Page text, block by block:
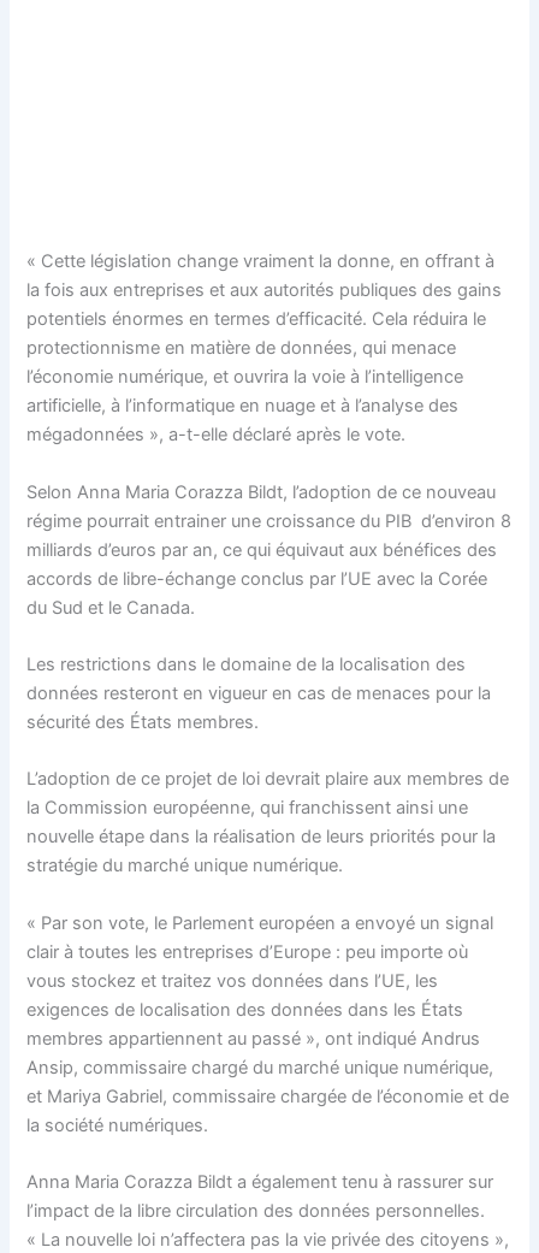
« Cette législation change vraiment la donne, en offrant à
la fois aux entreprises et aux autorités publiques des gains
potentiels énormes en termes d’efficacité. Cela réduira le
protectionnisme en matière de données, qui menace
l’économie numérique, et ouvrira la voie à l’intelligence
artificielle, à l’informatique en nuage et à l’analyse des
mégadonnées », a-t-elle déclaré après le vote.
Selon Anna Maria Corazza Bildt, l’adoption de ce nouveau
régime pourrait entrainer une croissance du PIB d’environ 8
milliards d’euros par an, ce qui équivaut aux bénéfices des
accords de libre-échange conclus par l’UE avec la Corée
du Sud et le Canada.
Les restrictions dans le domaine de la localisation des
données resteront en vigueur en cas de menaces pour la
sécurité des États membres.
L’adoption de ce projet de loi devrait plaire aux membres de
la Commission européenne, qui franchissent ainsi une
nouvelle étape dans la réalisation de leurs priorités pour la
stratégie du marché unique numérique.
« Par son vote, le Parlement européen a envoyé un signal
clair à toutes les entreprises d’Europe : peu importe où
vous stockez et traitez vos données dans l’UE, les
exigences de localisation des données dans les États
membres appartiennent au passé », ont indiqué Andrus
Ansip, commissaire chargé du marché unique numérique,
et Mariya Gabriel, commissaire chargée de l’économie et de
la société numériques.
Anna Maria Corazza Bildt a également tenu à rassurer sur
l’impact de la libre circulation des données personnelles.
« La nouvelle loi n’affectera pas la vie privée des citoyens »,